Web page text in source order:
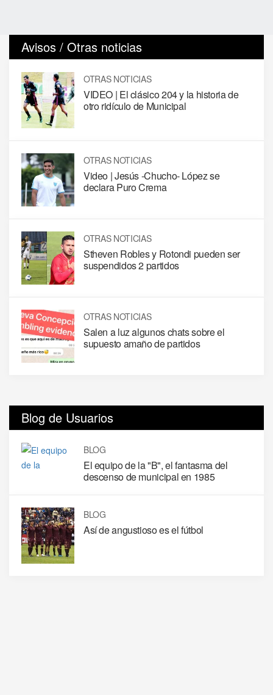
Avisos / Otras noticias
OTRAS NOTICIAS
VIDEO | El clásico 204 y la historia de
otro ridículo de Municipal
OTRAS NOTICIAS
Video | Jesús -Chucho- López se
declara Puro Crema
OTRAS NOTICIAS
Stheven Robles y Rotondi pueden ser
suspendidos 2 partidos
OTRAS NOTICIAS
Salen a luz algunos chats sobre el
supuesto amaño de partidos
Blog de Usuarios
BLOG
El equipo de la "B", el fantasma del
descenso de municipal en 1985
BLOG
Así de angustioso es el fútbol